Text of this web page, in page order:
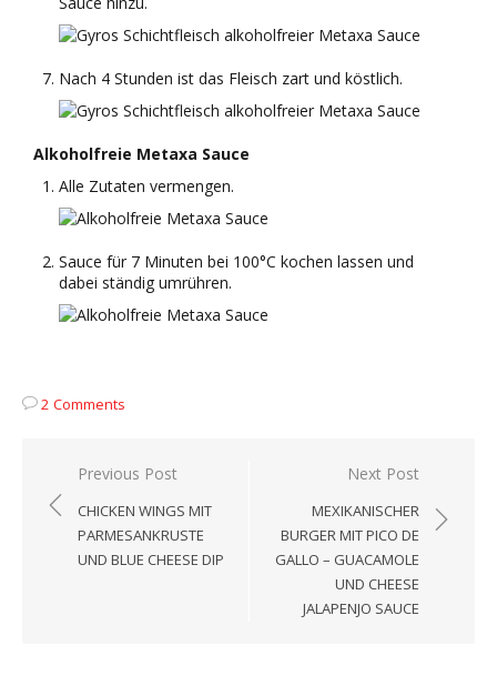
Nach 4 Stunden ist das Fleisch zart und köstlich.
Alkoholfreie Metaxa Sauce
Alle Zutaten vermengen.
Sauce für 7 Minuten bei 100°C kochen lassen und
dabei ständig umrühren.
2 Comments
Beitragsnavigation
Previous Post
CHICKEN WINGS MIT
PARMESANKRUSTE
UND BLUE CHEESE DIP
Next Post
MEXIKANISCHER
BURGER MIT PICO DE
GALLO – GUACAMOLE
UND CHEESE
JALAPENJO SAUCE